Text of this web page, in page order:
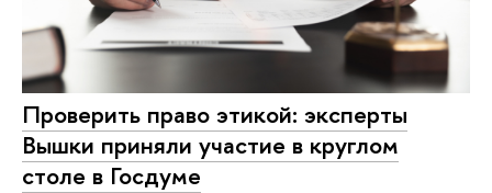
Проверить право этикой: эксперты
Вышки приняли участие в круглом
столе в Госдуме